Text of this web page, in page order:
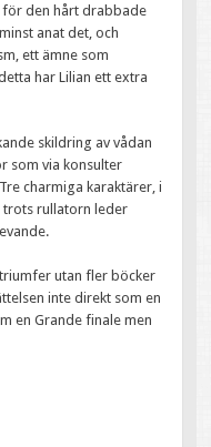
för den hårt drabbade
anat det, och
ett ämne som
har Lilian ett extra
skildring av vådan
som via konsulter
charmiga karaktärer, i
trots rullatorn leder
utan fler böcker
inte direkt som en
en Grande finale men